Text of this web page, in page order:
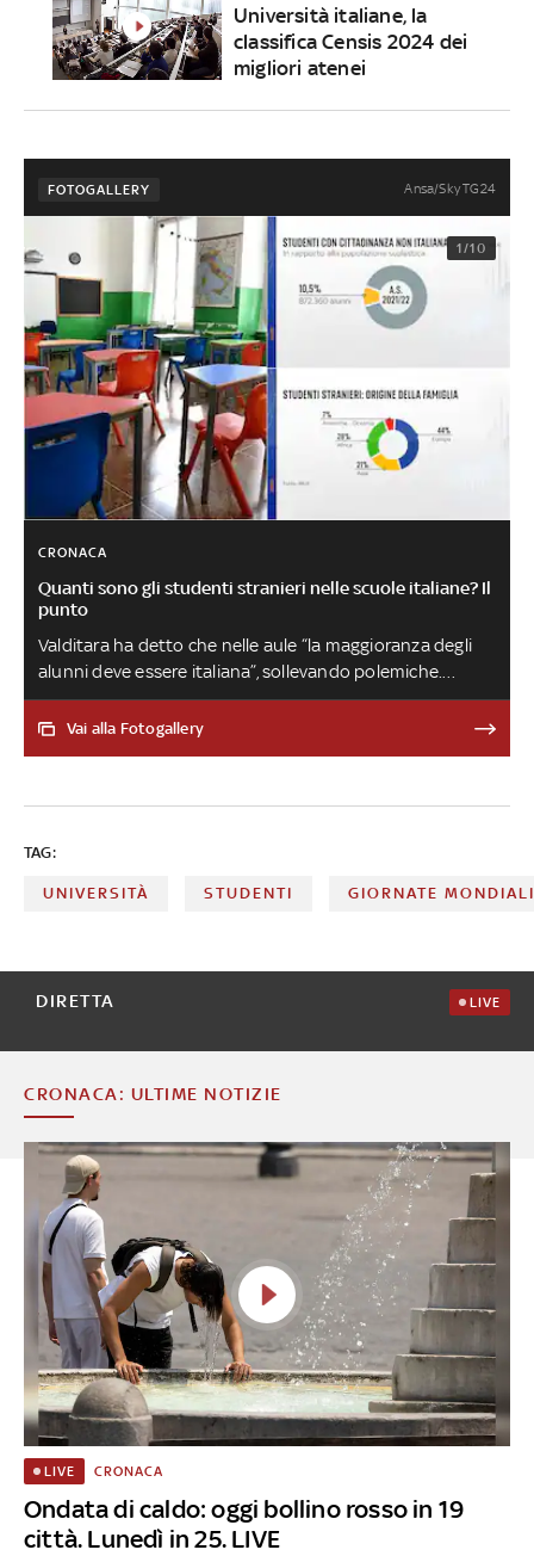
Università italiane, la
classifica Censis 2024 dei
migliori atenei
FOTOGALLERY Ansa/Sky TG24
1/10
CRONACA
Quanti sono gli studenti stranieri nelle scuole italiane? Il
punto
Valditara ha detto che nelle aule “la maggioranza degli
alunni deve essere italiana”, sollevando polemiche.
Salvini ha rilanciato chiedendo che la quota massima di
studenti stranieri in una classe venga abbassata dal
percentuale sale a oltre il 40%. Non è facile, poi, stabilire
linguistiche. Anche di questo si è parlato a Numeri,
l’approfondimento di Sky TG24
Vai alla Fotogallery
TAG:
UNIVERSITÀ STUDENTI GIORNATE
DIRETTA LIVE
CRONACA: ULTIME NOTIZIE
Ondata di caldo: oggi bollino rosso in 19
città. Lunedì in 25. LIVE
LIVE CRONACA